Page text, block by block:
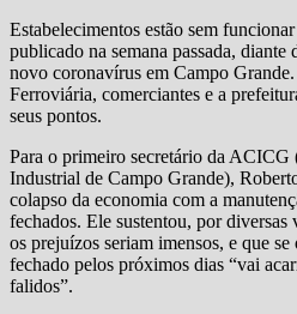
Estabelecimentos estão sem
publicado na semana passada, diante
novo coronavírus em Campo
Ferroviária, comerciantes e a
seus pontos.
Para o primeiro secretário da ACICG
Industrial de Campo Grande),
colapso da economia com a
fechados. Ele sustentou, por diversas
os prejuízos seriam imensos, e que
fechado pelos próximos dias “vai
falidos”.